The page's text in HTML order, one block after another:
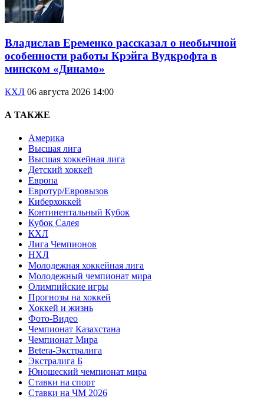
Владислав Еременко рассказал о необычной
особенности работы Крэйга Вудкрофта в
минском «Динамо»
КХЛ 06 августа 2026 14:00
А ТАКЖЕ
Америка
Высшая лига
Высшая хоккейная лига
Детский хоккей
Европа
Евротур/Евровызов
Киберхоккей
Континентальный Кубок
Кубок Салея
КХЛ
Лига Чемпионов
НХЛ
Молодежная хоккейная лига
Молодежный чемпионат мира
Олимпийские игры
Прогнозы на хоккей
Хоккей и жизнь
Фото-Видео
Чемпионат Казахстана
Чемпионат Мира
Betera-Экстралига
Экстралига Б
Юношеский чемпионат мира
Ставки на спорт
Ставки на ЧМ 2026